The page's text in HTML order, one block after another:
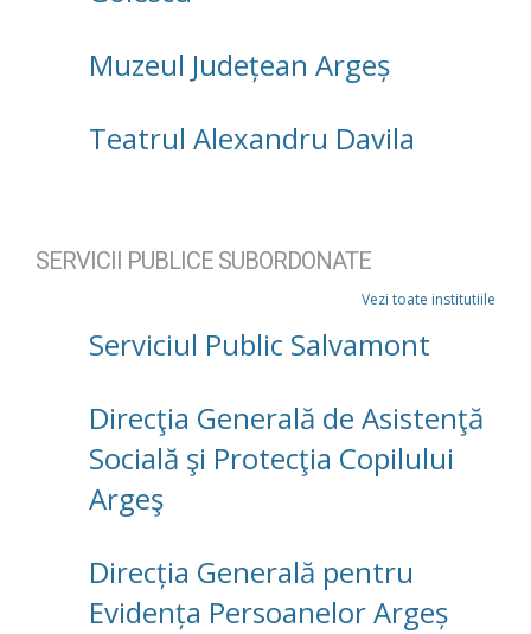
Muzeul Județean Argeș
Teatrul Alexandru Davila
SERVICII PUBLICE SUBORDONATE
Vezi toate institutiile
Serviciul Public Salvamont
Direcţia Generală de Asistenţă
Socială şi Protecţia Copilului
Argeş
Direcția Generală pentru
Evidența Persoanelor Argeș